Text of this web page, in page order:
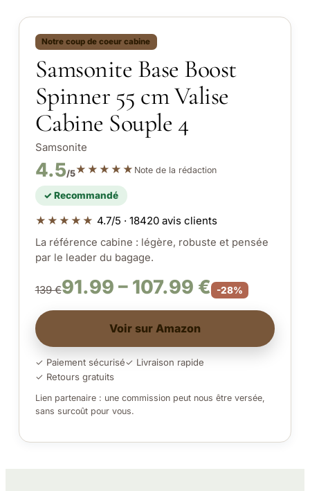
Notre coup de coeur cabine
Samsonite Base Boost
Spinner 55 cm Valise
Cabine Souple 4
Samsonite
4.5/5★★★★★ Note de la rédaction
✓ Recommandé
★★★★★ 4.7/5 · 18420 avis clients
La référence cabine : légère, robuste et pensée
par le leader du bagage.
139 €91.99 – 107.99 € -28%
Voir sur Amazon
✓ Paiement sécurisé✓ Livraison rapide
✓ Retours gratuits
Lien partenaire : une commission peut nous être versée,
sans surcoût pour vous.